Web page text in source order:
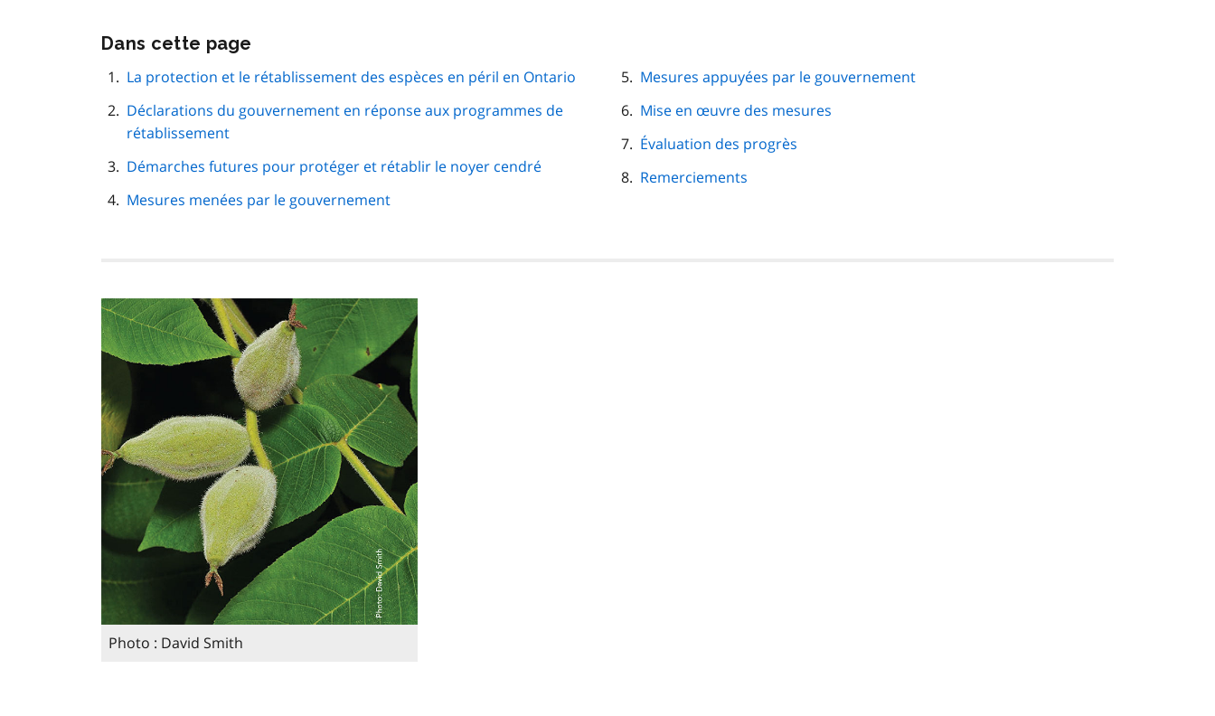
Dans cette page
navigation
page
La protection et le rétablissement des espèces en péril en Ontario
Déclarations du gouvernement en réponse aux programmes de
rétablissement
Démarches futures pour protéger et rétablir le noyer cendré
Mesures menées par le gouvernement
Mesures appuyées par le gouvernement
Mise en œuvre des mesures
Évaluation des progrès
Remerciements
Photo : David Smith